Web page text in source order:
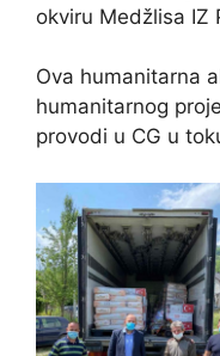
okviru Medžlisa IZ
Ova humanitarna
humanitarnog
provodi u CG u